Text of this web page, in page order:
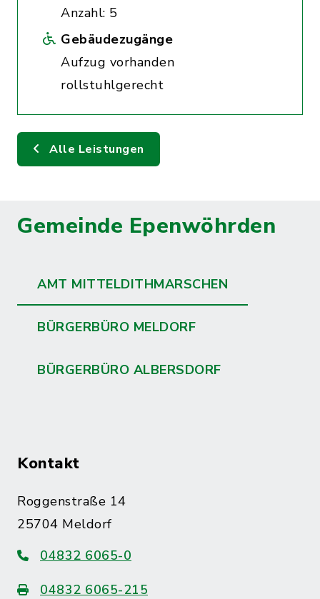
Anzahl: 5
Gebäudezugänge
Aufzug vorhanden
rollstuhlgerecht
Alle Leistungen
Gemeinde Epenwöhrden
AMT MITTELDITHMARSCHEN
BÜRGERBÜRO MELDORF
BÜRGERBÜRO ALBERSDORF
Kontakt
Roggenstraße 14
25704 Meldorf
04832 6065-0
04832 6065-215